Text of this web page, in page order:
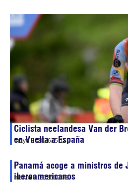
Ciclista neelandesa Van der
en Vuelta a España
mayo 8, 202615:11
Panamá acoge a ministros de
iberoamericanos
marzo 5, 202600:02